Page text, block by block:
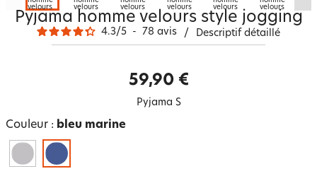
Pyjama homme velours style jogging
4.3/5 - 78 avis / Descriptif détaillé
59,90 €
Pyjama S
Couleur : bleu marine